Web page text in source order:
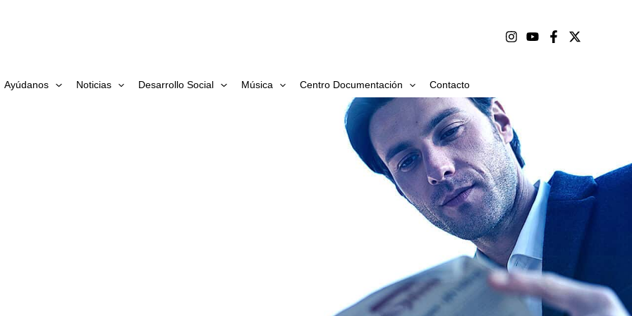
Ayúdanos Noticias Desarrollo Social Música Centro Documentación Contacto